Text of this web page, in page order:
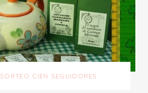
SORTEO CIEN SEGUIDORES